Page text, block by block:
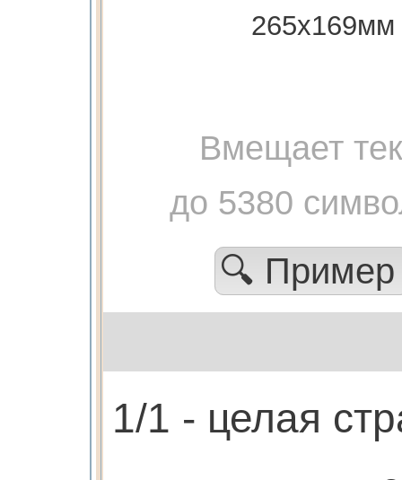
265х169мм
Вмещает
до 5380
🔍
1/1 - целая